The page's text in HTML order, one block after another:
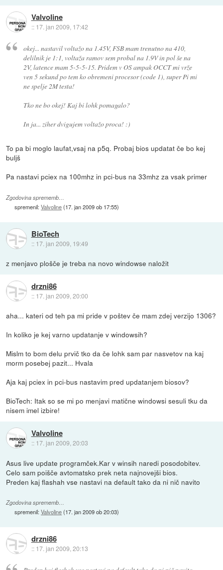
Valvoline
:: 17. jan 2009, 17:42
okej... nastavil voltažo na 1.45V, FSB mam trenutno na 410,
delilnik je 1:1, voltaža ramov sem probal na 1.9V in pol še na
2V, latence mam 5-5-5-15. Pridem v OS ampak OCCT mi vrže
ven 5 sekund po tem ko obremeni procesor (code 1), super Pi mi
ne spelje 2M testa!
Tko ne bo okej! Kaj bi lohk pomagalo?
In ja... ziher dvigujem voltažo proca! :)
To pa bi moglo laufat,vsaj na p5q. Probaj bios updatat če bo kej
buljš
Pa nastavi pciex na 100mhz in pci-bus na 33mhz za vsak primer
Zgodovina sprememb…
spremenil:Valvoline(17. jan 2009 ob 17:55)
BioTech
:: 17. jan 2009, 19:49
z menjavo plošče je treba na novo windowse naložit
drzni86
:: 17. jan 2009, 20:00
aha... kateri od tehpa mi pride v poštev če mam zdej verzijo 1306?
In koliko je kej varno updatanje v windowsih?
Mislm to bom delu prvič tko da če lohk sam par nasvetov na kaj
morm posebej pazit... Hvala
Aja kaj pciex in pci-bus nastavim pred updatanjem biosov?
BioTech: Itak so se mi po menjavi matične windowsi sesuli tku da
nisem imel izbire!
Valvoline
:: 17. jan 2009, 20:03
Asus live update programček.Kar v winsih naredi posodobitev.
Celo sam poišče avtomatsko prek neta najnovejši bios.
Preden kaj flashah vse nastavi na default tako da ni nič navito
Zgodovina sprememb…
spremenil:Valvoline(17. jan 2009 ob 20:03)
drzni86
:: 17. jan 2009, 20:13